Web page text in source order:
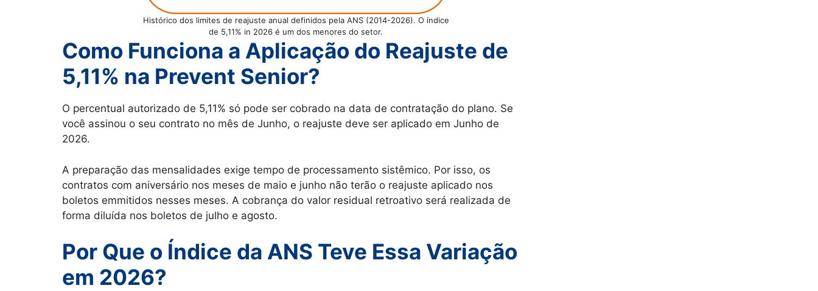
Histórico dos limites de reajuste anual definidos pela ANS (2014-2026). O índice
de 5,11% in 2026 é um dos menores do setor.
Como Funciona a Aplicação do Reajuste de
5,11% na Prevent Senior?
O percentual autorizado de 5,11% só pode ser cobrado na data de contratação do plano. Se
você assinou o seu contrato no mês de Junho, o reajuste deve ser aplicado em Junho de
2026.
A preparação das mensalidades exige tempo de processamento sistêmico. Por isso, os
contratos com aniversário nos meses de maio e junho não terão o reajuste aplicado nos
boletos emmitidos nesses meses. A cobrança do valor residual retroativo será realizada de
forma diluída nos boletos de julho e agosto.
Por Que o Índice da ANS Teve Essa Variação
em 2026?